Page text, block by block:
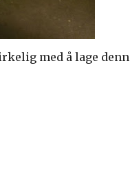
med å lage